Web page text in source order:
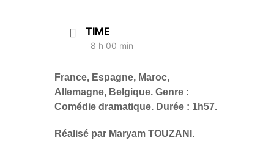
TIME
8 h 00 min
France, Espagne, Maroc,
Allemagne, Belgique. Genre :
Comédie dramatique. Durée : 1h57.
Réalisé par Maryam TOUZANI.